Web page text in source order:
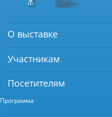
О выставке
Участникам
Посетителям
Программа